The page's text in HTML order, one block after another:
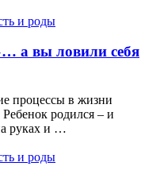
и роды
а вы ловили себя
процессы в жизни
родился – и
руках и …
и роды